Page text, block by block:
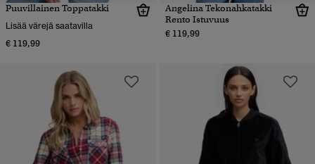
Puuvillainen Toppatakki
Lisää värejä saatavilla
€ 119,99
Angelina Tekonahkatakki
Rento Istuvuus
€ 119,99